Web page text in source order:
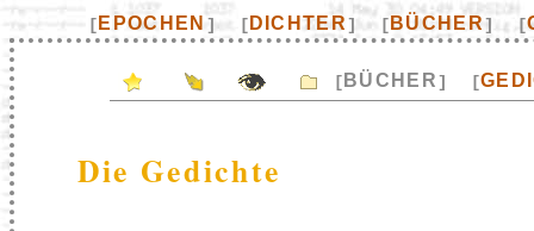
[ EPOCHEN ] [ DICHTER] [ BÜCHER] [
[ BÜCHER] [
Die Gedichte